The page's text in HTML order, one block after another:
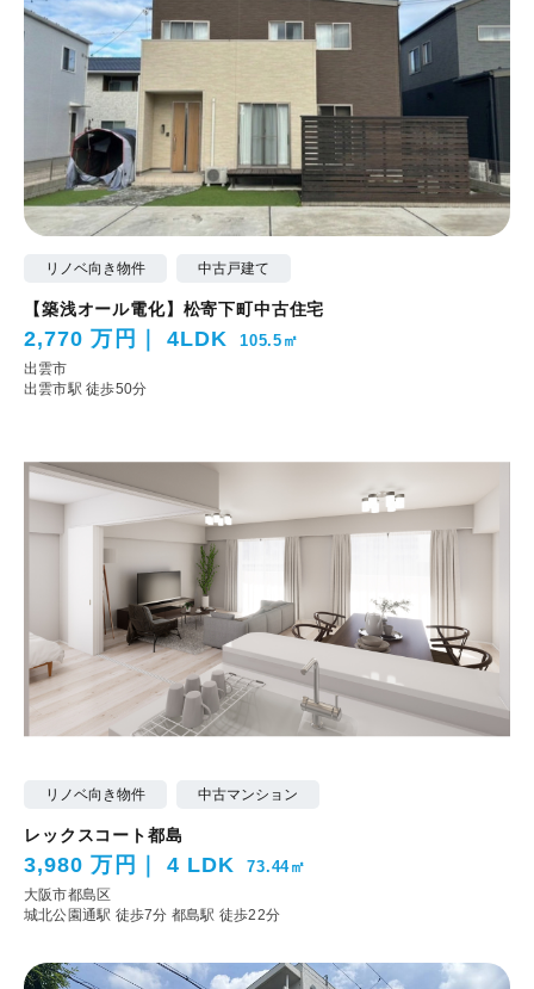
リノベ向き物件 中古戸建て
【築浅オール電化】松寄下町中古住宅
2,770 万円 4LDK 105.5㎡
出雲市
出雲市駅 徒歩50分
リノベ向き物件 中古マンション
レックスコート都島
3,980 万円 4 LDK 73.44㎡
大阪市都島区
城北公園通駅 徒歩7分 都島駅 徒歩22分